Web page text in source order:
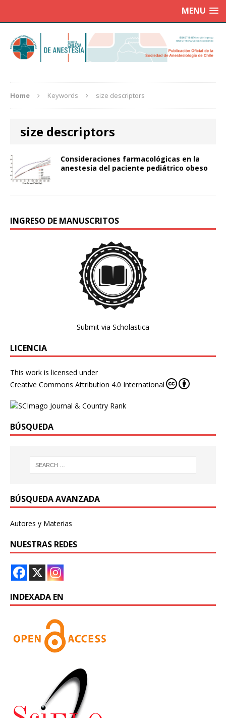
MENU
Home Keywords size descriptors
size descriptors
Consideraciones farmacológicas en la
anestesia del paciente pediátrico obeso
INGRESO DE MANUSCRITOS
Submit via Scholastica
LICENCIA
This work is licensed under
Creative Commons Attribution 4.0 International
BÚSQUEDA
BÚSQUEDA AVANZADA
Autores y Materias
NUESTRAS REDES
INDEXADA EN